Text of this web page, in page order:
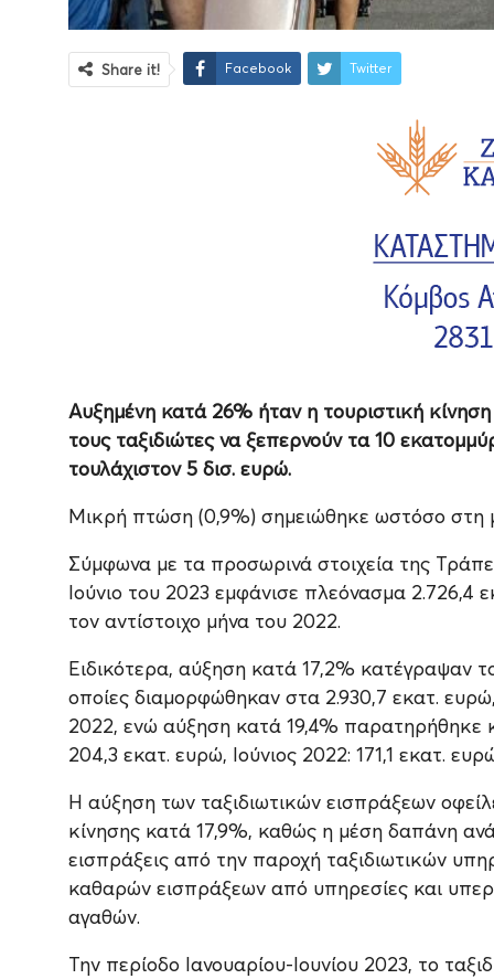
Share it! Facebook Twitter
Αυξημένη κατά 26% ήταν η τουριστική
τους ταξιδιώτες να ξεπερνούν τα 10
τουλάχιστον 5 δισ. ευρώ.
Μικρή πτώση (0,9%) σημειώθηκε ωστόσο στη
Σύμφωνα με τα προσωρινά στοιχεία της
Ιούνιο του 2023 εμφάνισε πλεόνασμα 2.726,4
τον αντίστοιχο μήνα του 2022.
Ειδικότερα, αύξηση κατά 17,2% κατέγραψαν
οποίες διαμορφώθηκαν στα 2.930,7 εκατ.
2022, ενώ αύξηση κατά 19,4% παρατηρήθηκε
204,3 εκατ. ευρώ, Ιούνιος 2022: 171,1 εκατ.
Η αύξηση των ταξιδιωτικών εισπράξεων
κίνησης κατά 17,9%, καθώς η μέση δαπάνη
εισπράξεις από την παροχή ταξιδιωτικών
καθαρών εισπράξεων από υπηρεσίες και
αγαθών.
Την περίοδο Ιανουαρίου-Ιουνίου 2023, το